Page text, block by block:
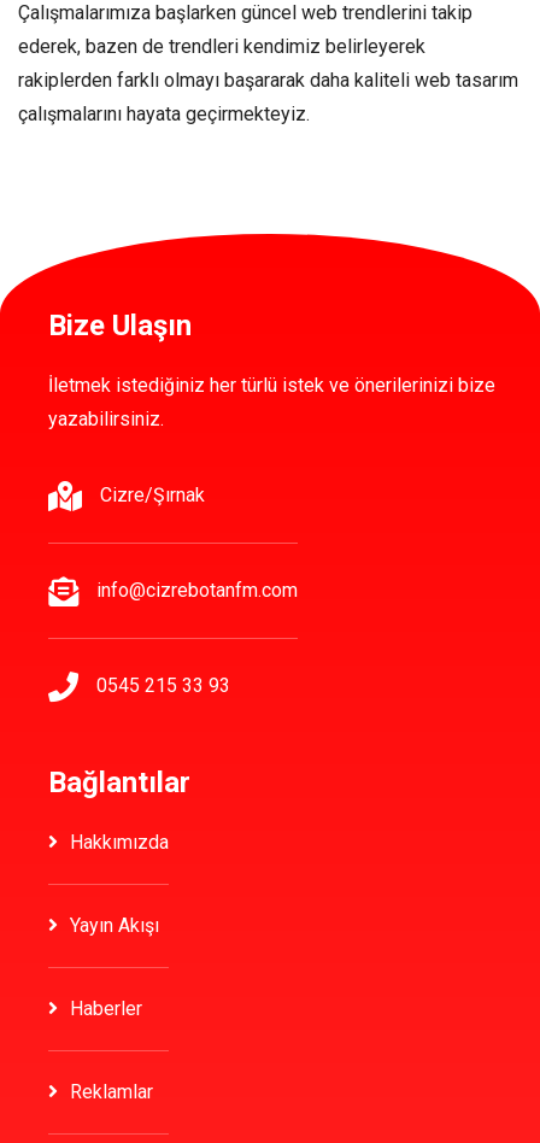
Çalışmalarımıza başlarken güncel web trendlerini takip
ederek, bazen de trendleri kendimiz belirleyerek
rakiplerden farklı olmayı başararak daha kaliteli web tasarım
çalışmalarını hayata geçirmekteyiz.
Bize Ulaşın
İletmek istediğiniz her türlü istek ve önerilerinizi bize
yazabilirsiniz.
Cizre/Şırnak
info@cizrebotanfm.com
0545 215 33 93
Bağlantılar
Hakkımızda
Yayın Akışı
Haberler
Reklamlar